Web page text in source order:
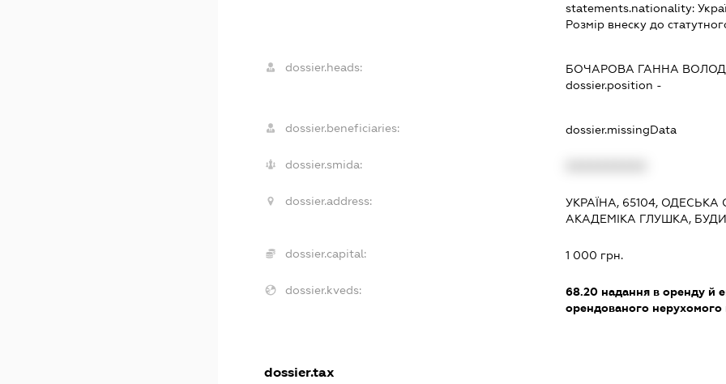
statements.nationality:
Розмір внеску до
dossier.heads: БОЧАРОВА ГАННА
dossier.position -
dossier.beneficiaries: dossier.missingData
dossier.smida:
dossier.address:
УКРАЇНА, 65104,
АКАДЕМІКА ГЛУШКА,
dossier.capital: 1 000 грн.
dossier.kveds: 68.20надання в оренду й
орендованого нерухомого
dossier.tax